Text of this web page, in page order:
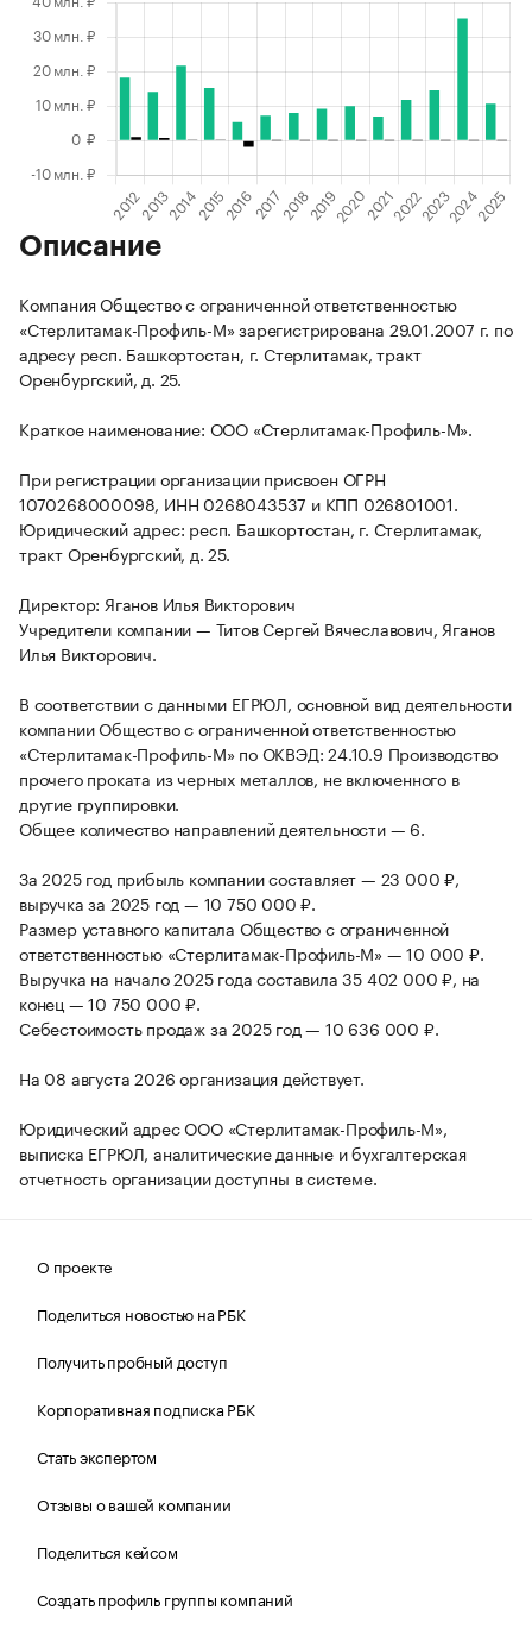
Описание
Компания Общество с ограниченной ответственностью
«Стерлитамак-Профиль-М» зарегистрирована 29.01.2007 г. по
адресу респ. Башкортостан, г. Стерлитамак, тракт
Оренбургский, д. 25.
Краткое наименование: ООО «Стерлитамак-Профиль-М».
При регистрации организации присвоен ОГРН
1070268000098, ИНН 0268043537 и КПП 026801001.
Юридический адрес: респ. Башкортостан, г. Стерлитамак,
тракт Оренбургский, д. 25.
Директор: Яганов Илья Викторович
Учредители компании — Титов Сергей Вячеславович, Яганов
Илья Викторович.
В соответствии с данными ЕГРЮЛ, основной вид деятельности
компании Общество с ограниченной ответственностью
«Стерлитамак-Профиль-М» по ОКВЭД: 24.10.9 Производство
прочего проката из черных металлов, не включенного в
другие группировки.
Общее количество направлений деятельности — 6.
За 2025 год прибыль компании составляет — 23 000 ₽,
выручка за 2025 год — 10 750 000 ₽.
Размер уставного капитала Общество с ограниченной
ответственностью «Стерлитамак-Профиль-М» — 10 000 ₽.
Выручка на начало 2025 года составила 35 402 000 ₽, на
конец — 10 750 000 ₽.
Себестоимость продаж за 2025 год — 10 636 000 ₽.
На 08 августа 2026 организация действует.
Юридический адрес ООО «Стерлитамак-Профиль-М»,
выписка ЕГРЮЛ, аналитические данные и бухгалтерская
отчетность организации доступны в системе.
О проекте
Поделиться новостью на РБК
Получить пробный доступ
Корпоративная подписка РБК
Стать экспертом
Отзывы о вашей компании
Поделиться кейсом
Создать профиль группы компаний